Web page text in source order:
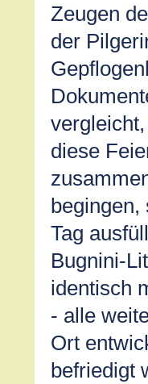
Zeugen
der
diese
begingen,
Tag
Bugnini-
identisch
- alle
Ort
befriedigt